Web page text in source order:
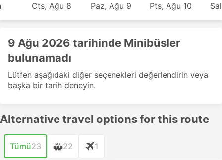
Cts, Ağu 8 Paz, Ağu 9 Pts, Ağu 10
9 Ağu 2026 tarihinde Minibüsler
bulunamadı
Lütfen aşağıdaki diğer seçenekleri değerlendirin veya
başka bir tarih deneyin.
Alternative travel options for this route
Tümü23 22 1